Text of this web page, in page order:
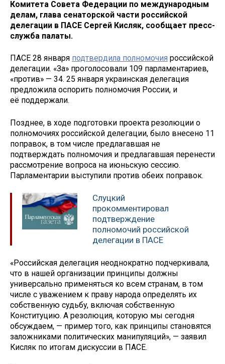
Комитета Совета Федерации по международным
делам, глава сенаторской части российской
делегации в ПАСЕ Сергей Кисляк, сообщает пресс-
служба палаты.
ПАСЕ 28 января подтвердила полномочия российской
делегации. «За» проголосовали 109 парламентариев,
«против» — 34. 25 января украинская делегация
предложила оспорить полномочия России, и
её поддержали.
Позднее, в ходе подготовки проекта резолюции о
полномочиях российской делегации, было внесено 11
поправок, в том числе предлагавшая не
подтверждать полномочия и предлагавшая перенести
рассмотрение вопроса на июньскую сессию.
Парламентарии выступили против обеих поправок.
Слуцкий
прокомментировал
подтверждение
полномочий российской
делегации в ПАСЕ
«Российская делегация неоднократно подчеркивала,
что в нашей организации принципы должны
универсально применяться ко всем странам, в том
числе с уважением к праву народа определять их
собственную судьбу, включая собственную
Конституцию. А резолюция, которую мы сегодня
обсуждаем, — пример того, как принципы становятся
заложниками политических манипуляций», — заявил
Кисляк по итогам дискуссии в ПАСЕ.